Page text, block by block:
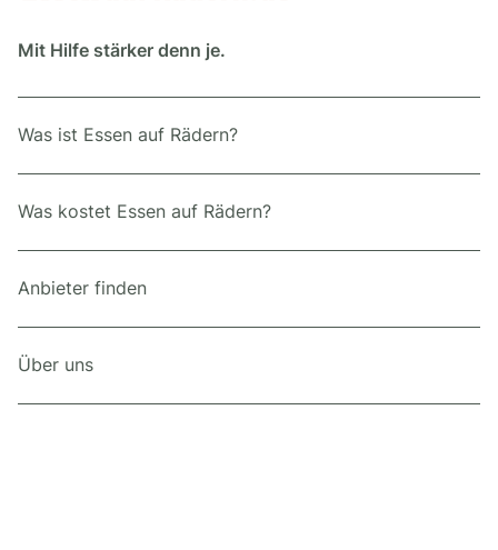
Mit Hilfe stärker denn je.
Was ist Essen auf Rädern?
Was kostet Essen auf Rädern?
Anbieter finden
Über uns